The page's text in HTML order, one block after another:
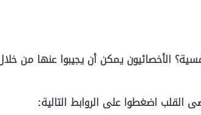
الأخصائيون يمكن أن يجيبوا عنها من
القلب اضغطوا على الروابط التالية: